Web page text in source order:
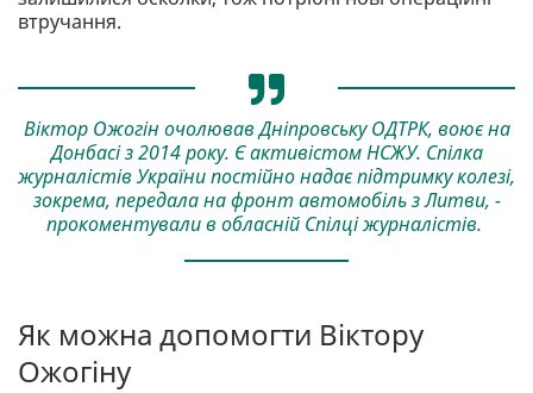
втручання.
Віктор Ожогін очолював Дніпровську ОДТРК, воює на
Донбасі з 2014 року. Є активістом НСЖУ. Спілка
журналістів України постійно надає підтримку колезі,
зокрема, передала на фронт автомобіль з Литви, -
прокоментували в обласній Спілці журналістів.
Як можна допомогти Віктору
Ожогіну